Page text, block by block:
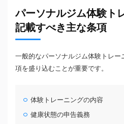
パーソナルジム体験ト
記載すべき主な条項
一般的なパーソナルジム体験トレー
項を盛り込むことが重要です。
体験トレーニングの内容
健康状態の申告義務